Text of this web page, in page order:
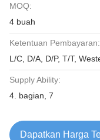
MOQ:
4 buah
Ketentuan Pembayaran:
L/C, D/A, D/P, T/T,
Supply Ability:
4. bagian, 7
Dapatkan Harga